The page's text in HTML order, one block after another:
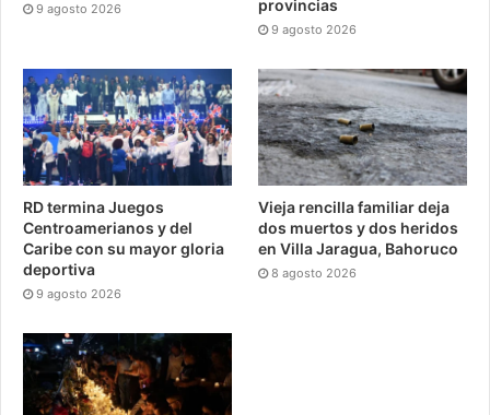
9 agosto 2026
provincias
9 agosto 2026
RD termina Juegos
Centroamerianos y del
Caribe con su mayor gloria
deportiva
9 agosto 2026
Vieja rencilla familiar deja
dos muertos y dos heridos
en Villa Jaragua, Bahoruco
8 agosto 2026